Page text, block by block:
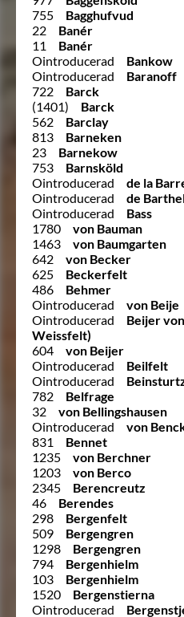
755
Bagghufvud
22
Banér
11
Banér
Ointroducerad
Bankow
Ointroducerad
Baranoff
722
Barck
(1401)
Barck
562
Barclay
813
Barneken
23
Barnekow
753
Barnsköld
Ointroducerad
de la
Ointroducerad
de
Ointroducerad
Bass
1780
von Bauman
1463
von Baumgarten
642
von Becker
625
Beckerfelt
486
Behmer
Ointroducerad
von Beije
Ointroducerad
Beijer
Weissfelt)
604
von Beijer
Ointroducerad
Beilfelt
Ointroducerad
782
Belfrage
32
von Bellingshausen
Ointroducerad
von
831
Bennet
1235
von Berchner
1203
von Berco
2345
Berencreutz
46
Berendes
298
Bergenfelt
509
Bergengren
1298
Bergengren
794
Bergenhielm
103
Bergenhielm
1520
Bergenstierna
Ointroducerad